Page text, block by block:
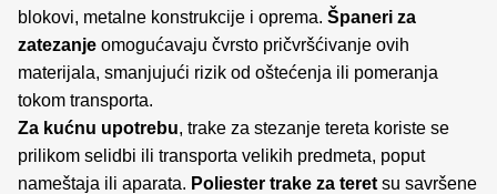
blokovi, metalne konstrukcije i oprema. Španeri za
zatezanje omogućavaju čvrsto pričvršćivanje ovih
materijala, smanjujući rizik od oštećenja ili pomeranja
tokom transporta.
Za kućnu upotrebu, trake za stezanje tereta koriste se
prilikom selidbi ili transporta velikih predmeta, poput
nameštaja ili aparata. Poliester trake za teret su savršene